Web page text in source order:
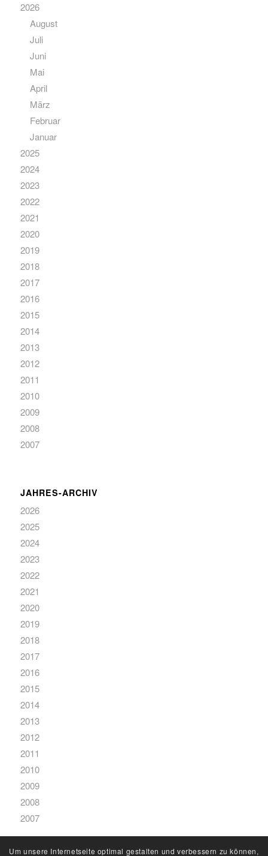
2026
August
Juli
Juni
Mai
April
März
Februar
Januar
2025
2024
2023
2022
2021
2020
2019
2018
2017
2016
2015
2014
2013
2012
2011
2010
2009
2008
2007
JAHRES-ARCHIV
2026
2025
2024
2023
2022
2021
2020
2019
2018
2017
2016
2015
2014
2013
2012
2011
2010
2009
2008
2007
Um unsere Internetseite optimal gestalten und verbessern zu können,